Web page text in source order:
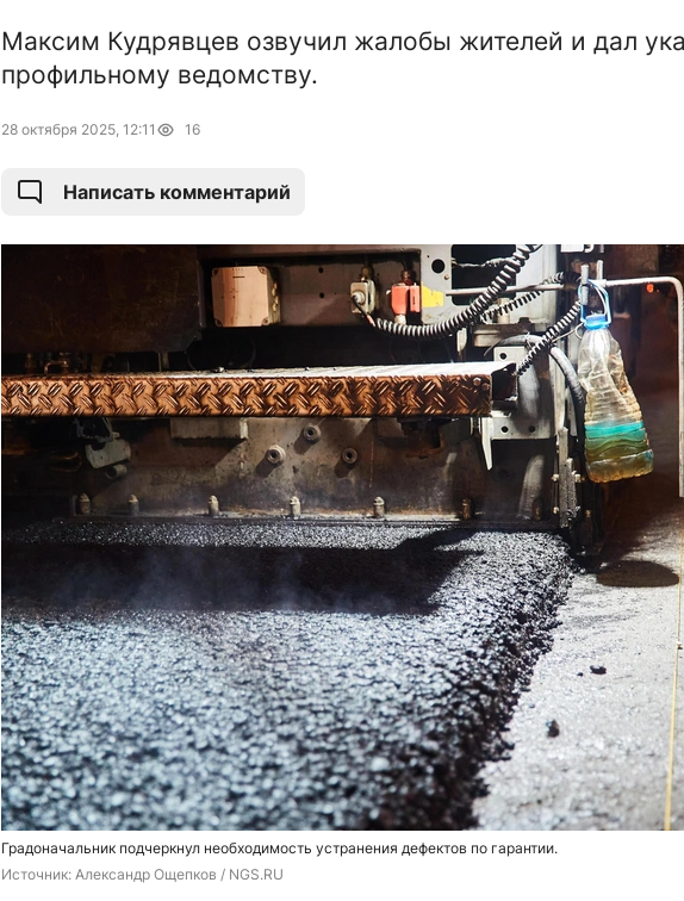
Максим Кудрявцев озвучил жалобы жителей и дал
профильному ведомству.
28 октября 2025, 12:11 16
Написать комментарий
Градоначальник подчеркнул необходимость устранения дефектов по гарантии.
Источник: Александр Ощепков / NGS.RU